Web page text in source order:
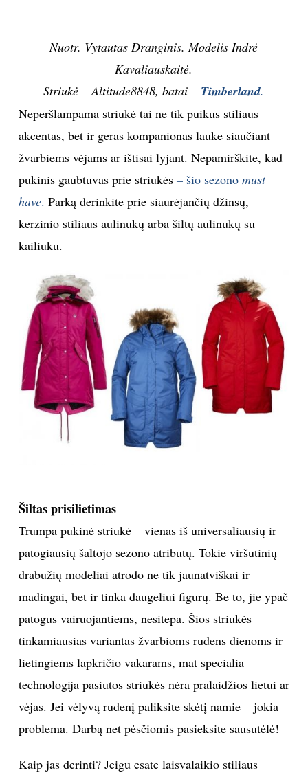
INTERJERAS
VIRTUVĖ
RECEPTAI
NELAIMĖS
KONTAKTAI
PRIVATUMO POLITIKA
Sekite mus:
NAUJIENLAIŠKĮ
Prenumeruodami portalą,
taisyklėmis
Nuotr. Vytautas Dranginis. Modelis Indrė
Kavaliauskaitė.
Striukė – Altitude8848, batai– Timberland.
Neperšlampama striukė tai ne tik puikus stiliaus
akcentas, bet ir geras kompanionas lauke siaučiant
žvarbiems vėjams ar ištisai lyjant. Nepamirškite, kad
pūkinis gaubtuvas prie striukės –šio sezono must
have. Parką derinkite prie siaurėjančių džinsų,
kerzinio stiliaus aulinukų arba šiltų aulinukų su
kailiuku.
Šiltas prisilietimas
Trumpa pūkinė striukė – vienas iš universaliausių ir
patogiausių šaltojo sezono atributų. Tokie viršutinių
drabužių modeliai atrodo ne tik jaunatviškai ir
madingai, bet ir tinka daugeliui figūrų. Be to, jie ypač
patogūs vairuojantiems, nesitepa. Šios striukės –
tinkamiausias variantas žvarbioms rudens dienoms ir
lietingiems lapkričio vakarams, mat specialia
technologija pasiūtos striukės nėra pralaidžios lietui ar
vėjas. Jei vėlyvą rudenį paliksite skėtį namie – jokia
problema. Darbą net pėsčiomis pasieksite sausutėlė!
Kaip jas derinti? Jeigu esate laisvalaikio stiliaus